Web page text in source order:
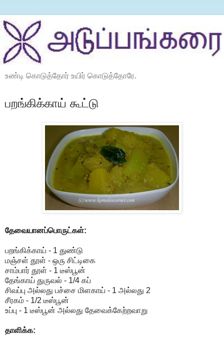
உண்டி கொடுத்தோர் உயிர் கொடுத்தோரே.
பறங்கிக்காய் கூட்டு
தேவையானப்பொருட்கள்:
பறங்கிக்காய் - 1 துண்டு
மஞ்சள் தூள் - ஒரு சிட்டிகை
சாம்பார் தூள் - 1 டீஸ்பூன்
தேங்காய் துருவல் - 1/4 கப்
சிவப்பு அல்லது பச்சை மிளகாய் - 1 அல்லது 2
சீரகம் - 1/2 டீஸ்பூன்
உப்பு - 1 டீஸ்பூன் அல்லது தேவைக்கேற்றவாறு
தாளிக்க: